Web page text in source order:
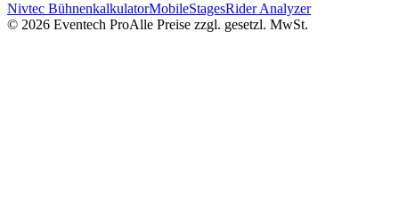
Nivtec BühnenkalkulatorMobileStagesRider Analyzer
© 2026 Eventech ProAlle Preise zzgl. gesetzl. MwSt.